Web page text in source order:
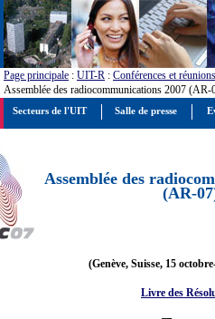
Page principale : UIT-R : Conférences et réunions
Assemblée des radiocommunications 2007 (AR-
Assemblée des
(AR-
(Genève, Suisse, 15
Livre des
Secteurs de l'UIT Salle de presse